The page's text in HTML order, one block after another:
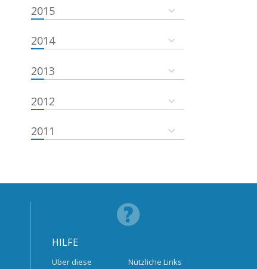
2015
2014
2013
2012
2011
HILFE
Über diese
Nützliche Links